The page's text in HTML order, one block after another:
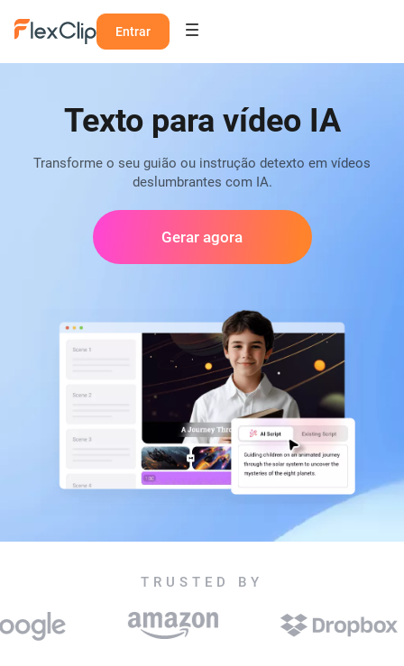
Entrar
Texto para vídeo IA
Transforme o seu guião ou instrução detexto em vídeos
deslumbrantes com IA.
Gerar agora
TRUSTED BY